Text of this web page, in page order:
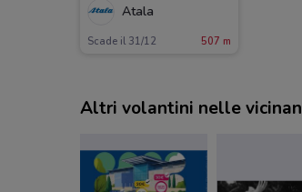
Atala
Scade il 31/12 507 m
Altri volantini nelle